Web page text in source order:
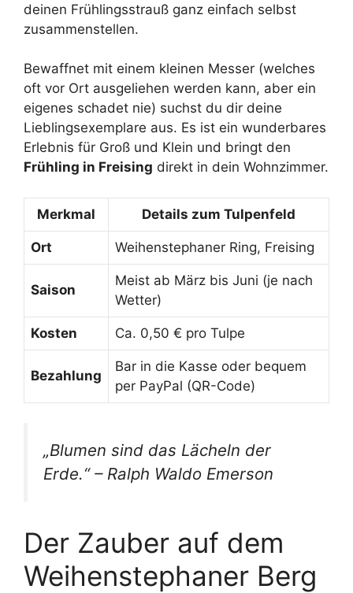
deinen Frühlingsstrauß ganz einfach selbst
zusammenstellen.
Bewaffnet mit einem kleinen Messer (welches
oft vor Ort ausgeliehen werden kann, aber ein
eigenes schadet nie) suchst du dir deine
Lieblingsexemplare aus. Es ist ein wunderbares
Erlebnis für Groß und Klein und bringt den
Frühling in Freising direkt in dein Wohnzimmer.
Merkmal Details zum Tulpenfeld
Ort Weihenstephaner Ring, Freising
Saison
Meist ab März bis Juni (je nach
Wetter)
Kosten Ca. 0,50 € pro Tulpe
Bezahlung
Bar in die Kasse oder bequem
per PayPal (QR-Code)
„Blumen sind das Lächeln der
Erde.“ – Ralph Waldo Emerson
Der Zauber auf dem
Weihenstephaner Berg